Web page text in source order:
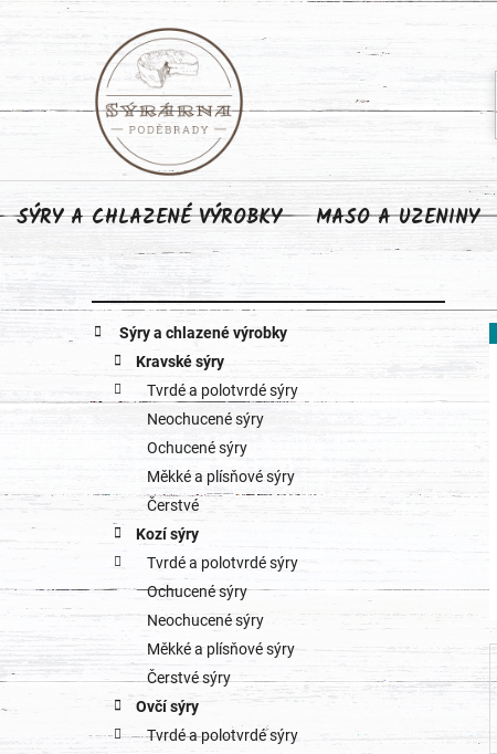
SÝRY A CHLAZENÉ VÝROBKY MASO A UZENINY
P
s
r
n
Přeskočit
kategorie
K
t
i
Sýry a chlazené výrobky
Kravské sýry
Tvrdé a polotvrdé sýry
Neochucené sýry
Ochucené sýry
Měkké a plísňové sýry
Čerstvé
Kozí sýry
Tvrdé a polotvrdé sýry
Ochucené sýry
Neochucené sýry
Měkké a plísňové sýry
Čerstvé sýry
Ovčí sýry
Tvrdé a polotvrdé sýry